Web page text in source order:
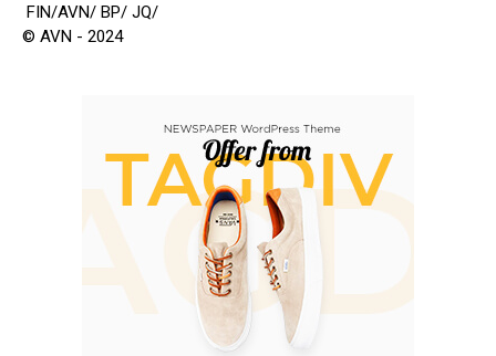
FIN/AVN/ BP/ JQ/
© AVN - 2024